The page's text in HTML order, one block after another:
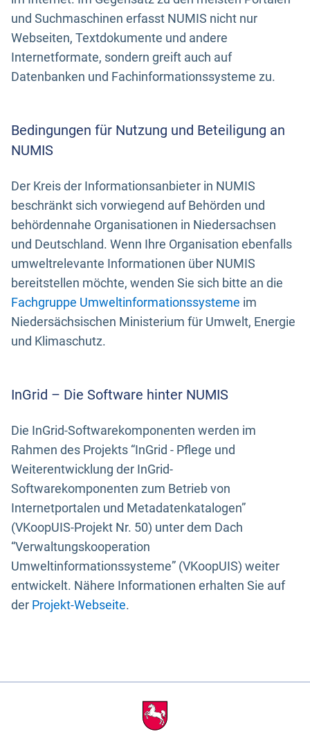
und Suchmaschinen erfasst NUMIS nicht nur
Webseiten, Textdokumente und andere
Internetformate, sondern greift auch auf
Datenbanken und Fachinformationssysteme zu.
Bedingungen für Nutzung und Beteiligung an
NUMIS
Der Kreis der Informationsanbieter in NUMIS
beschränkt sich vorwiegend auf Behörden und
behördennahe Organisationen in Niedersachsen
und Deutschland. Wenn Ihre Organisation ebenfalls
umweltrelevante Informationen über NUMIS
bereitstellen möchte, wenden Sie sich bitte an die
Fachgruppe Umweltinformationssysteme im
Niedersächsischen Ministerium für Umwelt, Energie
und Klimaschutz.
InGrid – Die Software hinter NUMIS
Die InGrid-Softwarekomponenten werden im
Rahmen des Projekts “InGrid - Pflege und
Weiterentwicklung der InGrid-
Softwarekomponenten zum Betrieb von
Internetportalen und Metadatenkatalogen”
(VKoopUIS-Projekt Nr. 50) unter dem Dach
“Verwaltungskooperation
Umweltinformationssysteme” (VKoopUIS) weiter
entwickelt. Nähere Informationen erhalten Sie auf
der Projekt-Webseite.